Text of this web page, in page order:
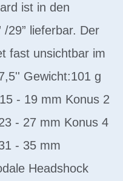
ist in den
/29” lieferbar. Der
fast unsichtbar im
Gewicht:101 g
- 19 mm Konus 2
- 27 mm Konus 4
- 35 mm
Headshock